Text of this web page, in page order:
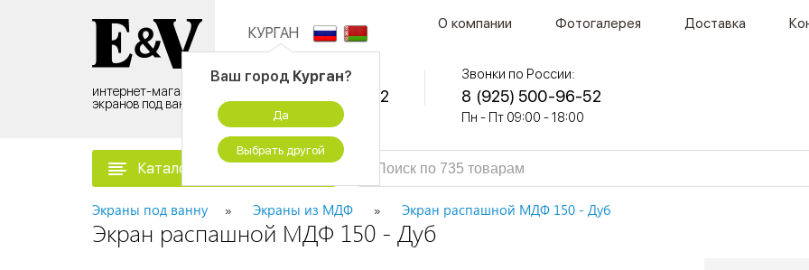
интернет-магазин
экранов под ванну
КУРГАН
Ваш город Курган?
Да
Выбрать другой
О компании Фотогалерея Доставка
Контактный центр:
8 (495) 500-96-52
временно не работаем
Звонки по России:
8 (925) 500-96-52
Пн - Пт 09:00 - 18:00
Каталог товаров
Экраны под ванну Экраны из МДФ Экран распашной МДФ 150 - Дуб
Экран распашной МДФ 150 - Дуб